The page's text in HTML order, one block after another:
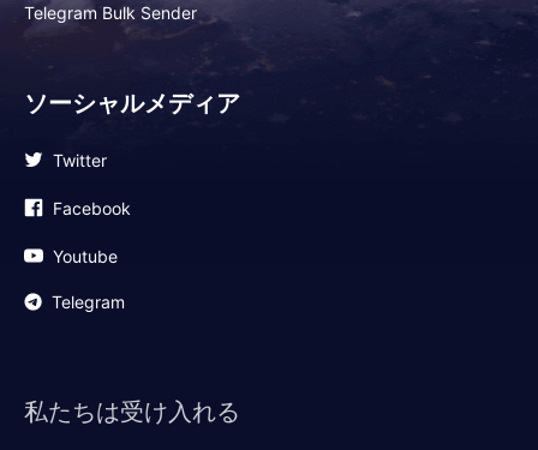
Telegram Bulk Sender
ソーシャルメディア
Twitter
Facebook
Youtube
Telegram
私たちは受け入れる